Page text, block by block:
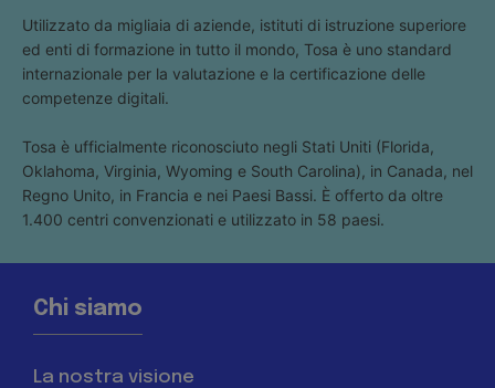
Utilizzato da migliaia di aziende, istituti di istruzione superiore
ed enti di formazione in tutto il mondo, Tosa è uno standard
internazionale per la valutazione e la certificazione delle
competenze digitali.
Tosa è ufficialmente riconosciuto negli Stati Uniti (Florida,
Oklahoma, Virginia, Wyoming e South Carolina), in Canada, nel
Regno Unito, in Francia e nei Paesi Bassi. È offerto da oltre
1.400 centri convenzionati e utilizzato in 58 paesi.
Chi siamo
La nostra visione